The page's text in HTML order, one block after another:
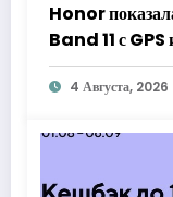
Honor
Band 11 с GPS
4 Августа, 2026